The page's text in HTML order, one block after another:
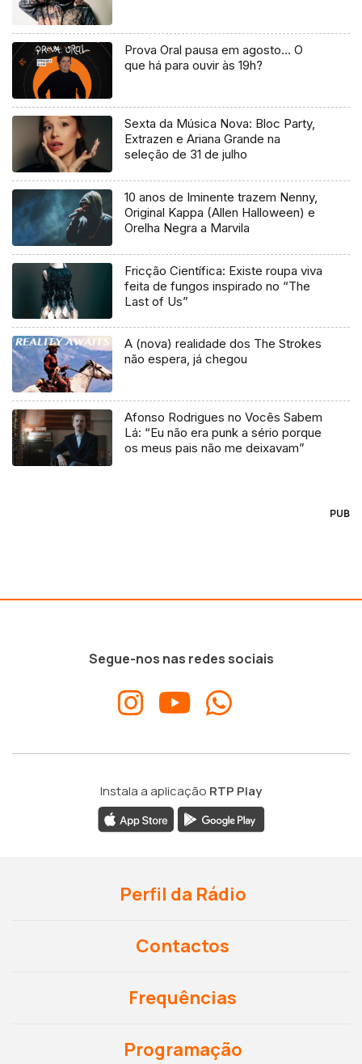
Prova Oral pausa em agosto… O
que há para ouvir às 19h?
Sexta da Música Nova: Bloc Party,
Extrazen e Ariana Grande na
seleção de 31 de julho
10 anos de Iminente trazem Nenny,
Original Kappa (Allen Halloween) e
Orelha Negra a Marvila
Fricção Científica: Existe roupa viva
feita de fungos inspirado no “The
Last of Us”
A (nova) realidade dos The Strokes
não espera, já chegou
Afonso Rodrigues no Vocês Sabem
Lá: “Eu não era punk a sério porque
os meus pais não me deixavam”
PUB
Segue-nos nas redes sociais
Instala a aplicação RTP Play
Perfil da Rádio
Contactos
Frequências
Programação